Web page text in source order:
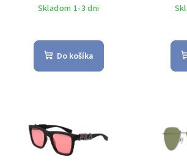
Skladom 1-3 dni
Do košíka